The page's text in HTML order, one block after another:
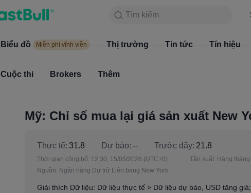
Tìm kiếm
Biểu đồ Miễn phí vĩnh viễn Thị trường
Tìm kiếm
Sản phẩm
Biểu đồ Miễn phí vĩnh viễn Thị trường Tin tức Tín hiệu
Cuộc thi Brokers Thêm
Mỹ: Chỉ số mua lại giá sản xuất New
Thực tế: 31.8 Dự báo: -- Trước đây: 21.8
Thời gian công bố: 12:30, 15/05/2026 (UTC+0) Tần suất: Hàng tháng
Nguồn: Ngân hàng Dự trữ Liên bang New York
Giải thích Dữ liệu: Dữ liệu thực tế > Dữ liệu dự báo, USD tăng